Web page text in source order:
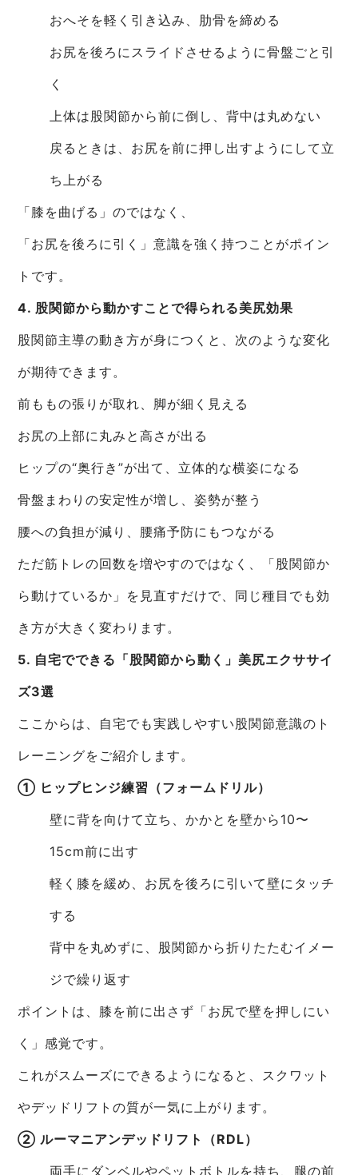
おへそを軽く引き込み、肋骨を締める
お尻を後ろにスライドさせるように骨盤ごと引
く
上体は股関節から前に倒し、背中は丸めない
戻るときは、お尻を前に押し出すようにして立
ち上がる
「膝を曲げる」のではなく、
「お尻を後ろに引く」意識を強く持つことがポイン
トです。
4. 股関節から動かすことで得られる美尻効果
股関節主導の動き方が身につくと、次のような変化
が期待できます。
前ももの張りが取れ、脚が細く見える
お尻の上部に丸みと高さが出る
ヒップの“奥行き”が出て、立体的な横姿になる
骨盤まわりの安定性が増し、姿勢が整う
腰への負担が減り、腰痛予防にもつながる
ただ筋トレの回数を増やすのではなく、「股関節か
ら動けているか」を見直すだけで、同じ種目でも効
き方が大きく変わります。
5. 自宅でできる「股関節から動く」美尻エクササイ
ズ3選
ここからは、自宅でも実践しやすい股関節意識のト
レーニングをご紹介します。
① ヒップヒンジ練習（フォームドリル）
壁に背を向けて立ち、かかとを壁から10〜
15cm前に出す
軽く膝を緩め、お尻を後ろに引いて壁にタッチ
する
背中を丸めずに、股関節から折りたたむイメー
ジで繰り返す
ポイントは、膝を前に出さず「お尻で壁を押しにい
く」感覚です。
これがスムーズにできるようになると、スクワット
やデッドリフトの質が一気に上がります。
② ルーマニアンデッドリフト（RDL）
両手にダンベルやペットボトルを持ち、腿の前